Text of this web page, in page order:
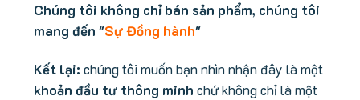
Chúng tôi không chỉ bán sản phẩm, chúng tôi
mang đến "Sự Đồng hành"
Kết lại: chúng tôi muốn bạn nhìn nhận đây là một
khoản đầu tư thông minh chứ không chỉ là một